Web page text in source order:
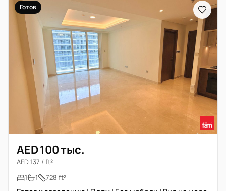
Готов
AED 100 тыс.
AED 137 / ft²
1
1 728 ft²